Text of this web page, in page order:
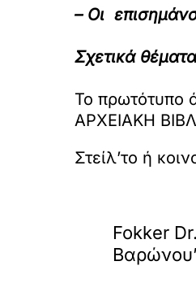
– Οι
Σχετικά
Το πρωτότυπο
ΑΡΧΕΙΑΚΗ
Fokker